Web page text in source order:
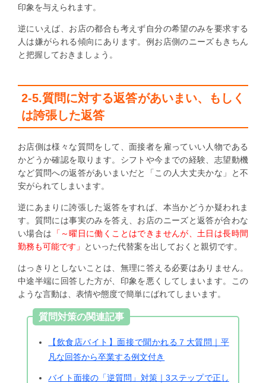
印象を与えられます。
逆にいえば、お店の都合も考えず自分の希望のみを要求する
人は嫌がられる傾向にあります。例お店側のニーズもきちん
と把握しておきましょう。
2-5.質問に対する返答があいまい、もしく
は誇張した返答
お店側は様々な質問をして、面接者を雇っていい人物である
かどうか確認を取ります。シフトや今までの経験、志望動機
など質問への返答があいまいだと「この人大丈夫かな」と不
安がられてしまいます。
逆にあまりに誇張した返答をすれば、本当かどうか疑われま
す。質問には事実のみを答え、お店のニーズと返答が合わな
い場合は 「～曜日に働くことはできませんが、土日は長時間
勤務も可能です」
といった代替案を出しておくと親切です。
はっきりとしないことは、無理に答える必要はありません。
中途半端に回答した方が、印象を悪くしてしまいます。この
ような言動は、表情や態度で簡単にばれてしまいます。
質問対策の関連記事
【飲食店バイト】面接で聞かれる７大質問｜平
凡な回答から卒業する例文付き
バイト面接の「逆質問」対策｜3ステップで正し